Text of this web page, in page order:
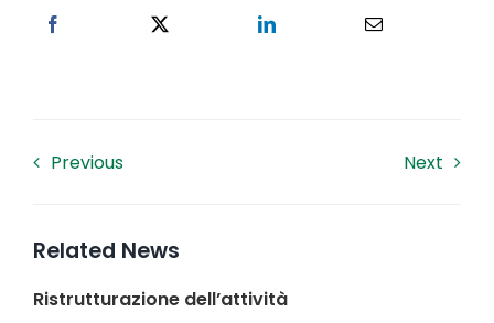
Previous Next
Related News
Ristrutturazione dell’attività